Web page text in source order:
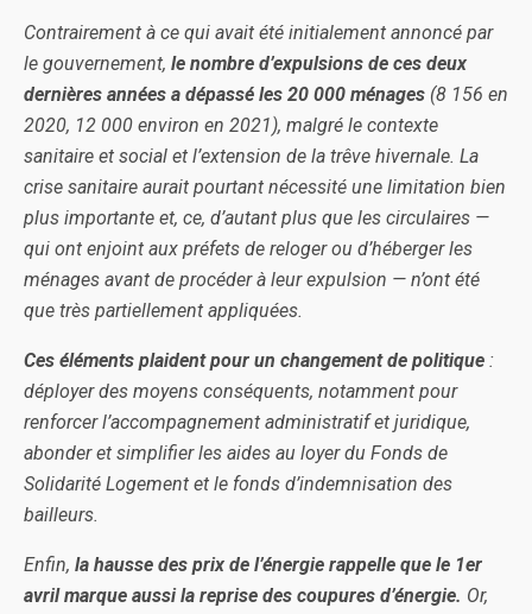
Contrairement à ce qui avait été initialement annoncé par
le gouvernement, le nombre d’expulsions de ces deux
dernières années a dépassé les 20 000 ménages (8 156 en
2020, 12 000 environ en 2021), malgré le contexte
sanitaire et social et l’extension de la trêve hivernale. La
crise sanitaire aurait pourtant nécessité une limitation bien
plus importante et, ce, d’autant plus que les circulaires —
qui ont enjoint aux préfets de reloger ou d’héberger les
ménages avant de procéder à leur expulsion — n’ont été
que très partiellement appliquées.
Ces éléments plaident pour un changement de politique :
déployer des moyens conséquents, notamment pour
renforcer l’accompagnement administratif et juridique,
abonder et simplifier les aides au loyer du Fonds de
Solidarité Logement et le fonds d’indemnisation des
bailleurs.
Enfin, la hausse des prix de l’énergie rappelle que le 1er
avril marque aussi la reprise des coupures d’énergie. Or,